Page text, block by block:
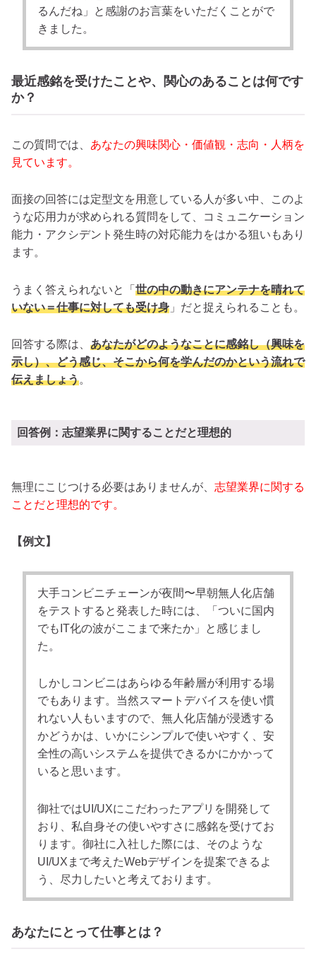
るんだね」と感謝のお言葉をいただくことがで
きました。
最近感銘を受けたことや、関心のあることは何です
か？
この質問では、 あなたの興味関心・価値観・志向・人柄を
見ています。
面接の回答には定型文を用意している人が多い中、このよ
うな応用力が求められる質問をして、コミュニケーション
能力・アクシデント発生時の対応能力をはかる狙いもあり
ます。
うまく答えられないと「 世の中の動きにアンテナを晴れて
いない＝仕事に対しても受け身 」だと捉えられることも。
回答する際は、 あなたがどのようなことに感銘し（興味を
示し）、どう感じ、そこから何を学んだのかという流れで
伝えましょう。
回答例：志望業界に関することだと理想的
無理にこじつける必要はありませんが、 志望業界に関する
ことだと理想的です。
【例文】
大手コンビニチェーンが夜間〜早朝無人化店舗
をテストすると発表した時には、「ついに国内
でもIT化の波がここまで来たか」と感じまし
た。
しかしコンビニはあらゆる年齢層が利用する場
でもあります。当然スマートデバイスを使い慣
れない人もいますので、無人化店舗が浸透する
かどうかは、いかにシンプルで使いやすく、安
全性の高いシステムを提供できるかにかかって
いると思います。
御社ではUI/UXにこだわったアプリを開発して
おり、私自身その使いやすさに感銘を受けてお
ります。御社に入社した際には、そのような
UI/UXまで考えたWebデザインを提案できるよ
う、尽力したいと考えております。
あなたにとって仕事とは？